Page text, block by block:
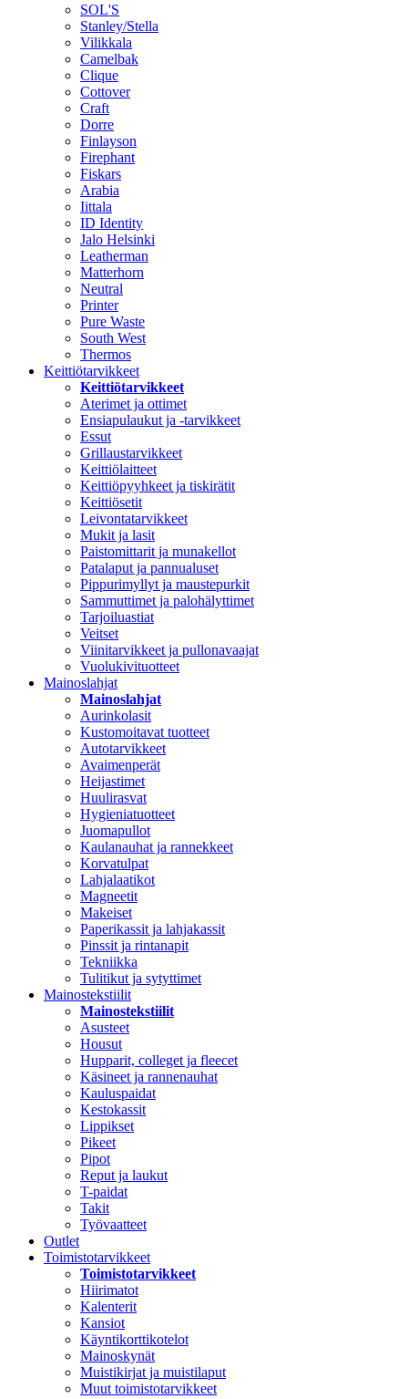
SOL'S
Stanley/Stella
Vilikkala
Camelbak
Clique
Cottover
Craft
Dorre
Finlayson
Firephant
Fiskars
Arabia
Iittala
ID Identity
Jalo Helsinki
Leatherman
Matterhorn
Neutral
Printer
Pure Waste
South West
Thermos
Keittiötarvikkeet
Keittiötarvikkeet
Aterimet ja ottimet
Ensiapulaukut ja -tarvikkeet
Essut
Grillaustarvikkeet
Keittiölaitteet
Keittiöpyyhkeet ja tiskirätit
Keittiösetit
Leivontatarvikkeet
Mukit ja lasit
Paistomittarit ja munakellot
Patalaput ja pannualuset
Pippurimyllyt ja maustepurkit
Sammuttimet ja palohälyttimet
Tarjoiluastiat
Veitset
Viinitarvikkeet ja pullonavaajat
Vuolukivituotteet
Mainoslahjat
Mainoslahjat
Aurinkolasit
Kustomoitavat tuotteet
Autotarvikkeet
Avaimenperät
Heijastimet
Huulirasvat
Hygieniatuotteet
Juomapullot
Kaulanauhat ja rannekkeet
Korvatulpat
Lahjalaatikot
Magneetit
Makeiset
Paperikassit ja lahjakassit
Pinssit ja rintanapit
Tekniikka
Tulitikut ja sytyttimet
Mainostekstiilit
Mainostekstiilit
Asusteet
Housut
Hupparit, colleget ja fleecet
Käsineet ja rannenauhat
Kauluspaidat
Kestokassit
Lippikset
Pikeet
Pipot
Reput ja laukut
T-paidat
Takit
Työvaatteet
Outlet
Toimistotarvikkeet
Toimistotarvikkeet
Hiirimatot
Kalenterit
Kansiot
Käyntikorttikotelot
Mainoskynät
Muistikirjat ja muistilaput
Muut toimistotarvikkeet